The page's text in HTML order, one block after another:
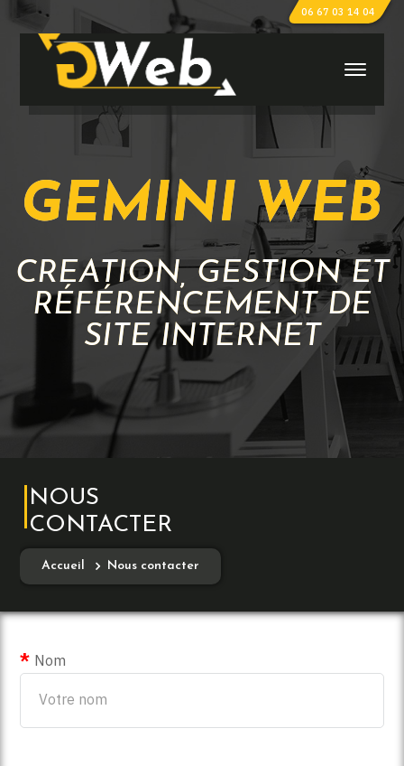
06 67 03 14 04
GEMINI WEB
CRÉATION, GESTION ET
RÉFÉRENCEMENT DE
SITE INTERNET
NOUS
CONTACTER
Accueil Nous contacter
Nom